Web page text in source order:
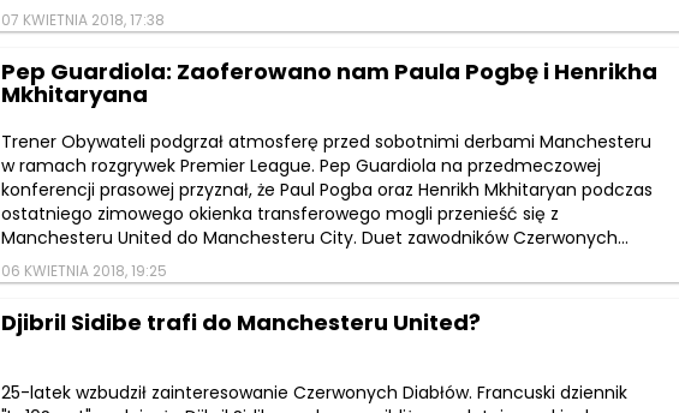
07 KWIETNIA 2018, 17:38
Pep Guardiola: Zaoferowano nam Paula Pogbę i Henrikha
Mkhitaryana
Trener Obywateli podgrzał atmosferę przed sobotnimi derbami Manchesteru
w ramach rozgrywek Premier League. Pep Guardiola na przedmeczowej
konferencji prasowej przyznał, że Paul Pogba oraz Henrikh Mkhitaryan podczas
ostatniego zimowego okienka transferowego mogli przenieść się z
Manchesteru United do Manchesteru City. Duet zawodników Czerwonych...
06 KWIETNIA 2018, 19:25
Djibril Sidibe trafi do Manchesteru United?
25-latek wzbudził zainteresowanie Czerwonych Diabłów. Francuski dziennik